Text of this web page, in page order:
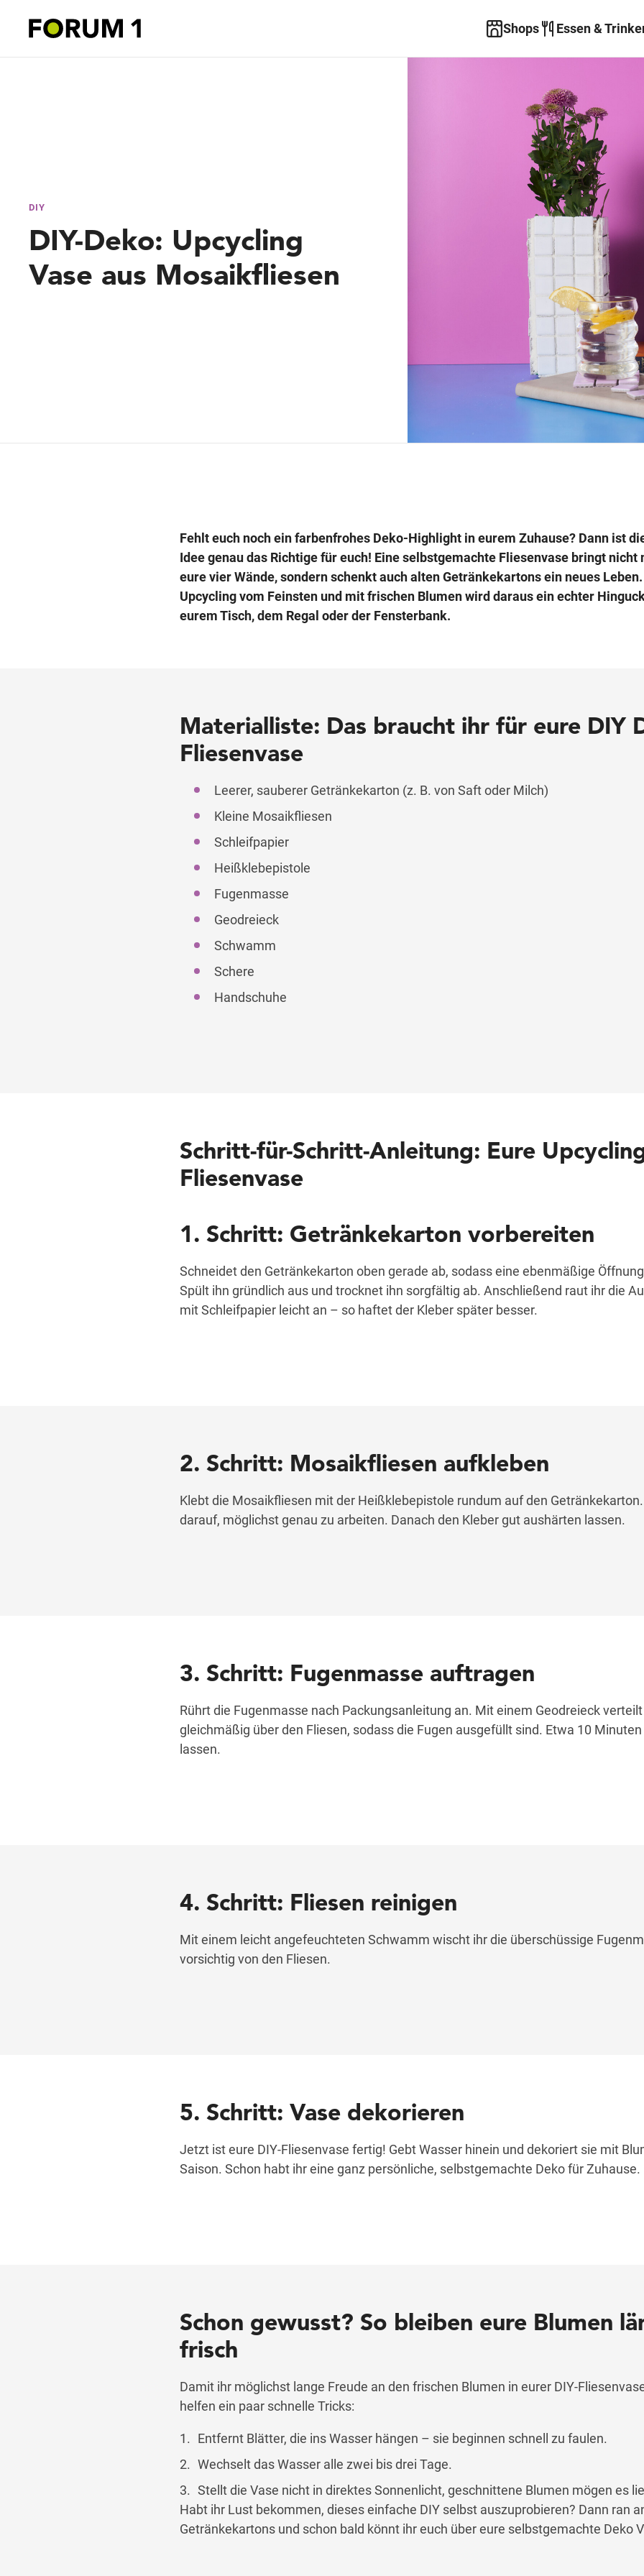
Shops Essen &
DIY
DIY-Deko: Upcycling
Vase aus Mosaikfliesen
Fehlt euch noch ein farbenfrohes Deko-Highlight in eurem Zuhause? Dann ist
Idee genau das Richtige für euch! Eine selbstgemachte Fliesenvase bringt nicht
eure vier Wände, sondern schenkt auch alten Getränkekartons ein neues
Upcycling vom Feinsten und mit frischen Blumen wird daraus ein echter
eurem Tisch, dem Regal oder der Fensterbank.
Materialliste: Das braucht ihr für eure DIY
Fliesenvase
Leerer, sauberer Getränkekarton (z. B. von Saft oder Milch)
Kleine Mosaikfliesen
Schleifpapier
Heißklebepistole
Fugenmasse
Geodreieck
Schwamm
Schere
Handschuhe
Schritt-für-Schritt-Anleitung: Eure
Fliesenvase
1. Schritt: Getränkekarton vorbereiten
Schneidet den Getränkekarton oben gerade ab, sodass eine ebenmäßige
Spült ihn gründlich aus und trocknet ihn sorgfältig ab. Anschließend raut ihr die
mit Schleifpapier leicht an – so haftet der Kleber später besser.
2. Schritt: Mosaikfliesen aufkleben
Klebt die Mosaikfliesen mit der Heißklebepistole rundum auf den
darauf, möglichst genau zu arbeiten. Danach den Kleber gut aushärten lassen.
3. Schritt: Fugenmasse auftragen
Rührt die Fugenmasse nach Packungsanleitung an. Mit einem Geodreieck
gleichmäßig über den Fliesen, sodass die Fugen ausgefüllt sind. Etwa 10
lassen.
4. Schritt: Fliesen reinigen
Mit einem leicht angefeuchteten Schwamm wischt ihr die überschüssige
vorsichtig von den Fliesen.
5. Schritt: Vase dekorieren
Jetzt ist eure DIY-Fliesenvase fertig! Gebt Wasser hinein und dekoriert sie mit
Saison. Schon habt ihr eine ganz persönliche, selbstgemachte Deko für Zuhause.
Schon gewusst? So bleiben eure Blumen
frisch
Damit ihr möglichst lange Freude an den frischen Blumen in eurer DIY-
helfen ein paar schnelle Tricks:
Entfernt Blätter, die ins Wasser hängen – sie beginnen schnell zu faulen.
Wechselt das Wasser alle zwei bis drei Tage.
Stellt die Vase nicht in direktes Sonnenlicht, geschnittene Blumen mögen es
Habt ihr Lust bekommen, dieses einfache DIY selbst auszuprobieren? Dann ran
Getränkekartons und schon bald könnt ihr euch über eure selbstgemachte Deko